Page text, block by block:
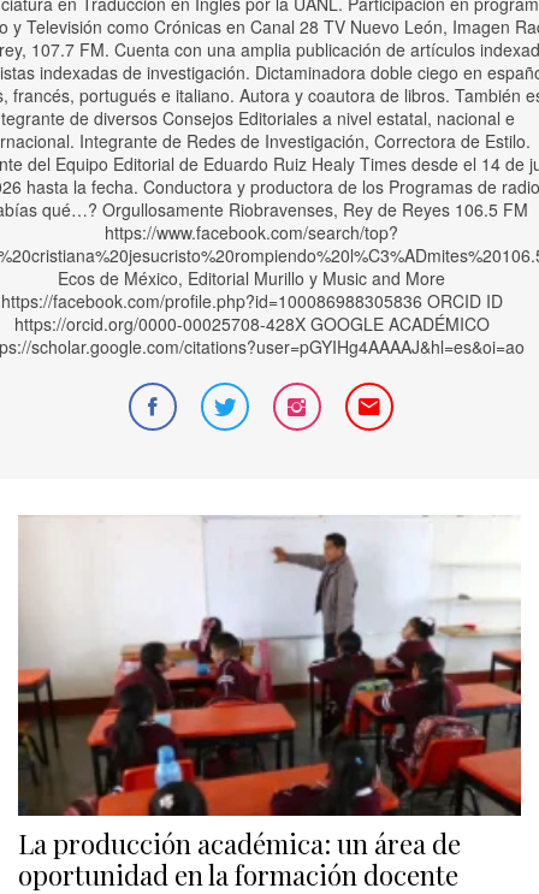
y Televisión como Crónicas en Canal 28 TV Nuevo León, Imagen
107.7 FM. Cuenta con una amplia publicación de artículos
indexadas de investigación. Dictaminadora doble ciego en
francés, portugués e italiano. Autora y coautora de libros. También
de diversos Consejos Editoriales a nivel estatal, nacional e
Integrante de Redes de Investigación, Correctora de Estilo.
del Equipo Editorial de Eduardo Ruiz Healy Times desde el 14 de
hasta la fecha. Conductora y productora de los Programas de
qué…? Orgullosamente Riobravenses, Rey de Reyes 106.5 FM
https://www.facebook.com/search/top?
Ecos de México, Editorial Murillo y Music and More
https://facebook.com/profile.php?id=100086988305836 ORCID ID
https://orcid.org/0000-00025708-428X GOOGLE ACADÉMICO
scholar.google.com/citations?user=pGYIHg4AAAAJ&hl=es&oi=ao
La producción académica: un área de
oportunidad en la formación docente